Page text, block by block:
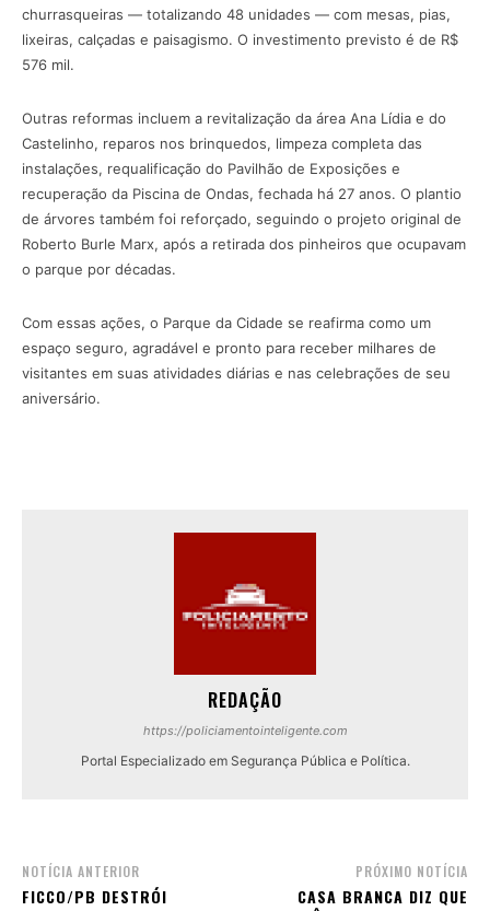
churrasqueiras — totalizando 48 unidades — com mesas, pias,
lixeiras, calçadas e paisagismo. O investimento previsto é de R$
576 mil.
Outras reformas incluem a revitalização da área Ana Lídia e do
Castelinho, reparos nos brinquedos, limpeza completa das
instalações, requalificação do Pavilhão de Exposições e
recuperação da Piscina de Ondas, fechada há 27 anos. O plantio
de árvores também foi reforçado, seguindo o projeto original de
Roberto Burle Marx, após a retirada dos pinheiros que ocupavam
o parque por décadas.
Com essas ações, o Parque da Cidade se reafirma como um
espaço seguro, agradável e pronto para receber milhares de
visitantes em suas atividades diárias e nas celebrações de seu
aniversário.
REDAÇÃO
https://policiamentointeligente.com
Portal Especializado em Segurança Pública e Política.
NOTÍCIA ANTERIOR
FICCO/PB DESTRÓI
PRÓXIMO NOTÍCIA
CASA BRANCA DIZ QUE